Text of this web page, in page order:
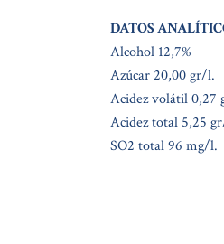
DATOS
Alcohol 12,7%
Azúcar 20,00 gr/l.
Acidez volátil 0,27
Acidez total 5,25
SO2 total 96 mg/l.